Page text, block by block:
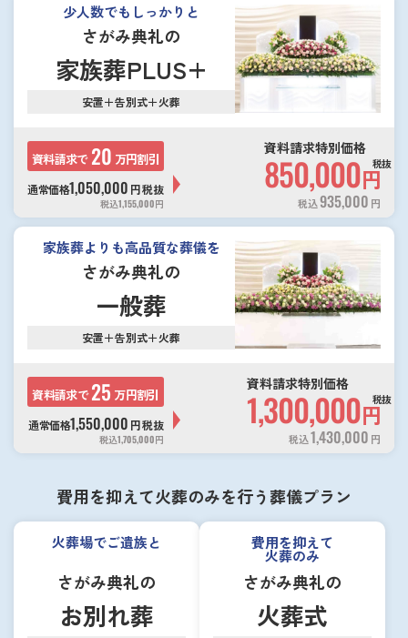
少人数でもしっかりと
さがみ典礼の
家族葬PLUS+
安置＋告別式＋火葬
資料請求で 20 万円割引
通常価格1,050,000 円税抜
税込1,155,000円
資料請求特別価格
850,000円
税抜
税込935,000 円
家族葬よりも高品質な葬儀を
さがみ典礼の
一般葬
安置＋告別式＋火葬
資料請求で 25 万円割引
通常価格1,550,000 円税抜
税込1,705,000円
資料請求特別価格
1,300,000円
税抜
税込1,430,000 円
費用を抑えて火葬のみを行う葬儀プラン
火葬場でご遺族と
さがみ典礼の
お別れ葬
費用を抑えて
火葬のみ
さがみ典礼の
火葬式